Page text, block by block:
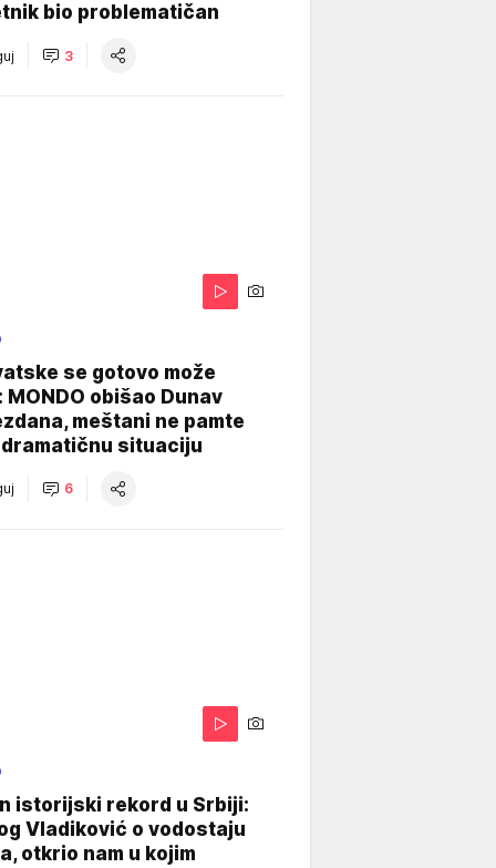
bio problematičan
3
se gotovo može
MONDO obišao Dunav
meštani ne pamte
situaciju
6
istorijski rekord u Srbiji:
Vladiković o vodostaju
otkrio nam u kojim